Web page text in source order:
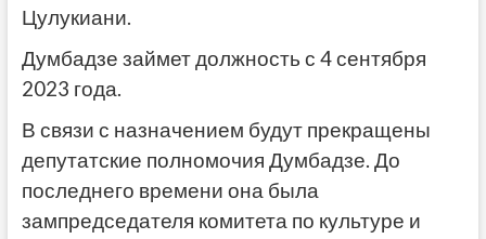
Цулукиани.
Думбадзе займет должность с 4 сентября
2023 года.
В связи с назначением будут прекращены
депутатские полномочия Думбадзе. До
последнего времени она была
зампредседателя комитета по культуре и